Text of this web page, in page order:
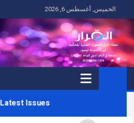
to
content
الخميس, أغسطس 6, 2026
Latest Issues